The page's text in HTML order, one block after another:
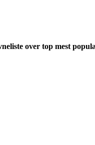
over top mest